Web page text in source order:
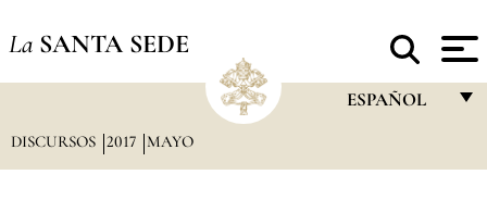
La SANTA SEDE
ESPAÑOL
DISCURSOS 2017 MAYO